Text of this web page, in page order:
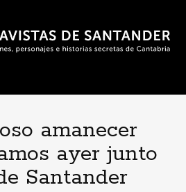
amanecer
ayer junto
Santander